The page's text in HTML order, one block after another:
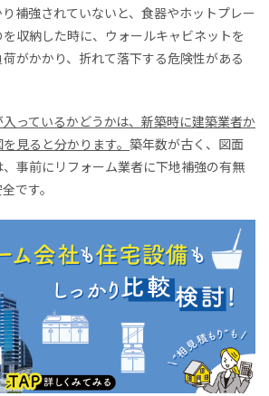
補強されていないと、食器やホットプレー
収納した時に、ウォールキャビネットを
がかかり、折れて落下する危険性がある
っているかどうかは、新築時に建築業者か
見ると分かります。 築年数が古く、図面
事前にリフォーム業者に下地補強の有無
です。